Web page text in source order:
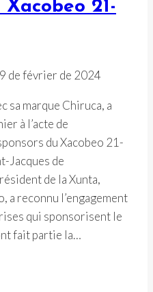
21-
de février de 2024
sa marque Chiruca, a
à l’acte de
du Xacobeo 21-
Jacques de
de la Xunta,
a reconnu l’engagement
qui sponsorisent le
fait partie la…